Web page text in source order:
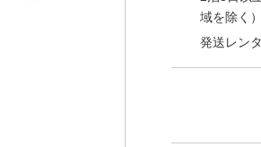
域を除く）
発送レン